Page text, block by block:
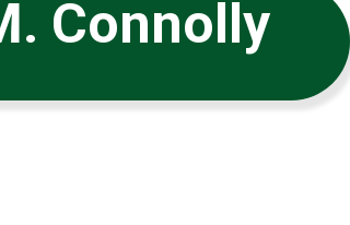
Connolly